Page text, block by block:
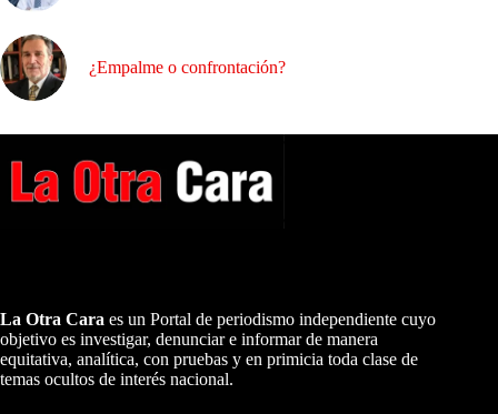
¿Empalme o confrontación?
La Otra Cara es un Portal de periodismo independiente cuyo
objetivo es investigar, denunciar e informar de manera
equitativa, analítica, con pruebas y en primicia toda clase de
temas ocultos de interés nacional.